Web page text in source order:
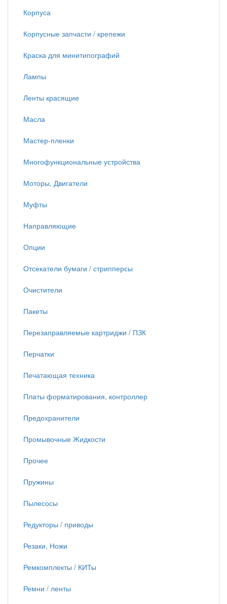
Корпуса
Корпусные запчасти / крепежи
Краска для минитипографий
Лампы
Ленты красящие
Масла
Мастер-пленки
Многофункциональные устройства
Моторы, Двигатели
Муфты
Направляющие
Опции
Отсекатели бумаги / стрипперсы
Очистители
Пакеты
Перезаправляемые картриджи / ПЗК
Перчатки
Печатающая техника
Платы форматирования, контроллер
Предохранители
Промывочные Жидкости
Прочее
Пружины
Пылесосы
Редукторы / приводы
Резаки, Ножи
Ремкомплекты / КИТы
Ремни / ленты